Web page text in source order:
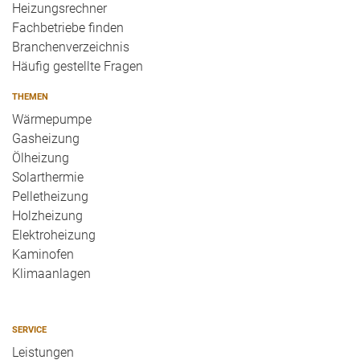
Heizungsrechner
Fachbetriebe finden
Branchenverzeichnis
Häufig gestellte Fragen
THEMEN
Wärmepumpe
Gasheizung
Ölheizung
Solarthermie
Pelletheizung
Holzheizung
Elektroheizung
Kaminofen
Klimaanlagen
SERVICE
Leistungen